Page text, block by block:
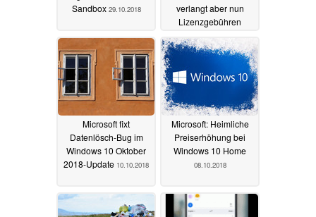
Sandbox 29.10.2018
verlangt aber nun
Lizenzgebühren
17.10.2018
Microsoft fixt
Datenlösch-Bug im
Windows 10 Oktober
2018-Update 10.10.2018
Microsoft: Heimliche
Preiserhöhung bei
Windows 10 Home
08.10.2018